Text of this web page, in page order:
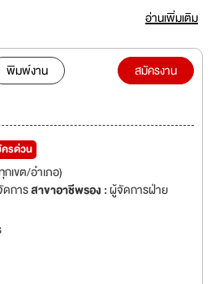
ยวชาญในการติดตั้งระบบ และทีมงานให้บริการ
กค้าสนใจเป็นจำนวนมาก ทำให้กิจการดำเนิน
ง ปัจจุบัน...
อ่านเพิ่มเติม
พิมพ์งาน
สมัครงาน
รด่วน
เขต/อำเภอ)
การสาขาอาชีพรอง :ผู้จัดการฝ่าย